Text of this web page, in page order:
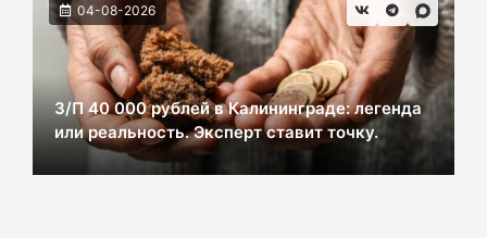
ВСУ хотели взорвать газовый терминал в
Калининграде
07-08-2026
В Калининграде из-за ямочного ремонта на К.
Маркса гибнут липы
04-08-2026
З/П 40 000 рублей в Калининграде: легенда
или реальность. Эксперт ставит точку.